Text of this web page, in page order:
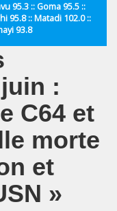
95.3 :: Goma 95.5 ::
95.8 :: Matadi 102.0 ::
93.8
:
C64 et
morte
et
»